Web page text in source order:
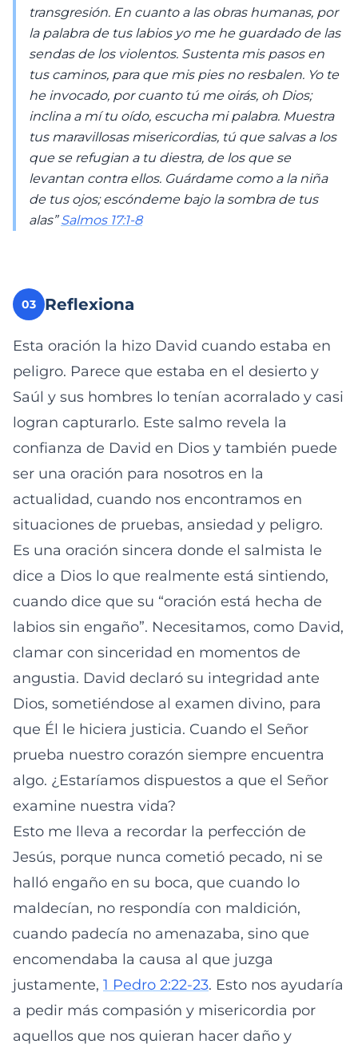
transgresión. En cuanto a las obras humanas, por
la palabra de tus labios yo me he guardado de las
sendas de los violentos. Sustenta mis pasos en
tus caminos, para que mis pies no resbalen. Yo te
he invocado, por cuanto tú me oirás, oh Dios;
inclina a mí tu oído, escucha mi palabra. Muestra
tus maravillosas misericordias, tú que salvas a los
que se refugian a tu diestra, de los que se
levantan contra ellos. Guárdame como a la niña
de tus ojos; escóndeme bajo la sombra de tus
alas”Salmos 17:1-8
03 Reflexiona
Esta oración la hizo David cuando estaba en
peligro. Parece que estaba en el desierto y
Saúl y sus hombres lo tenían acorralado y casi
logran capturarlo. Este salmo revela la
confianza de David en Dios y también puede
ser una oración para nosotros en la
actualidad, cuando nos encontramos en
situaciones de pruebas, ansiedad y peligro.
Es una oración sincera donde el salmista le
dice a Dios lo que realmente está sintiendo,
cuando dice que su “oración está hecha de
labios sin engaño”. Necesitamos, como David,
clamar con sinceridad en momentos de
angustia. David declaró su integridad ante
Dios, sometiéndose al examen divino, para
que Él le hiciera justicia. Cuando el Señor
prueba nuestro corazón siempre encuentra
algo. ¿Estaríamos dispuestos a que el Señor
examine nuestra vida?
Esto me lleva a recordar la perfección de
Jesús, porque nunca cometió pecado, ni se
halló engaño en su boca, que cuando lo
maldecían, no respondía con maldición,
cuando padecía no amenazaba, sino que
encomendaba la causa al que juzga
justamente, 1 Pedro 2:22-23. Esto nos ayudaría
a pedir más compasión y misericordia por
aquellos que nos quieran hacer daño y